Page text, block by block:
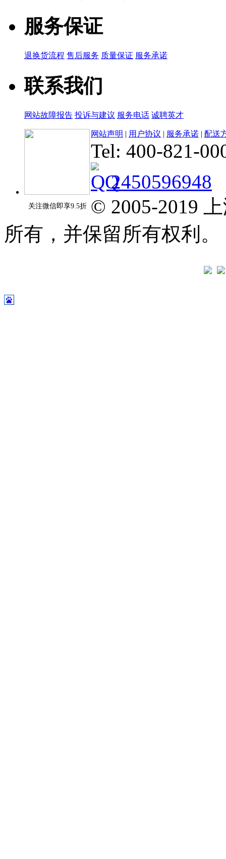
服务保证
退换货流程 售后服务 质量保证 服务承诺
联系我们
网站故障报告 投诉与建议 服务电话 诚聘英才
关注微信即享9.5折
网站声明 | 用户协议 | 服务承诺 | 配送
Tel: 400-821-
2450596948
© 2005-2019
所有，并保留所有权利。